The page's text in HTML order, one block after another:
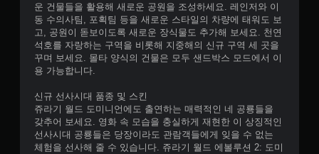
운 건물들을 활용해 새로운 공원을 조성하세요. 레인저와 이
동 수의사팀, 포획팀 등을 새로운 스타일의 차량에 태워도 보
고, 공원이 돋보이도록 새로운 장식물도 추가해 보세요. 천연
석호를 자랑하는 구역을 비롯해 지중해의 신규 구역 세 곳을
꾸며 보세요. 몰타 양식의 건물은 모두 샌드박스 모드에서 이
용 가능합니다.
신규 선사시대 품종 및 스킨
쥬라기 월드 도미니언에도 출연하는 매력적인 네 공룡들을
갖추어 보세요. 영화 속 모습을 충실하게 재현한 이 상징적인
선사시대 공룡들은 당장이라도 관람객들에게 잊을 수 없는
체험을 선사해 줄 수 있습니다. 쥬라기 월드 에볼루션 2: 도미